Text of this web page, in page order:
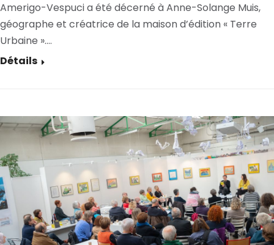
Amerigo-Vespuci a été décerné à Anne-Solange Muis,
géographe et créatrice de la maison d’édition « Terre
Urbaine ».…
Détails